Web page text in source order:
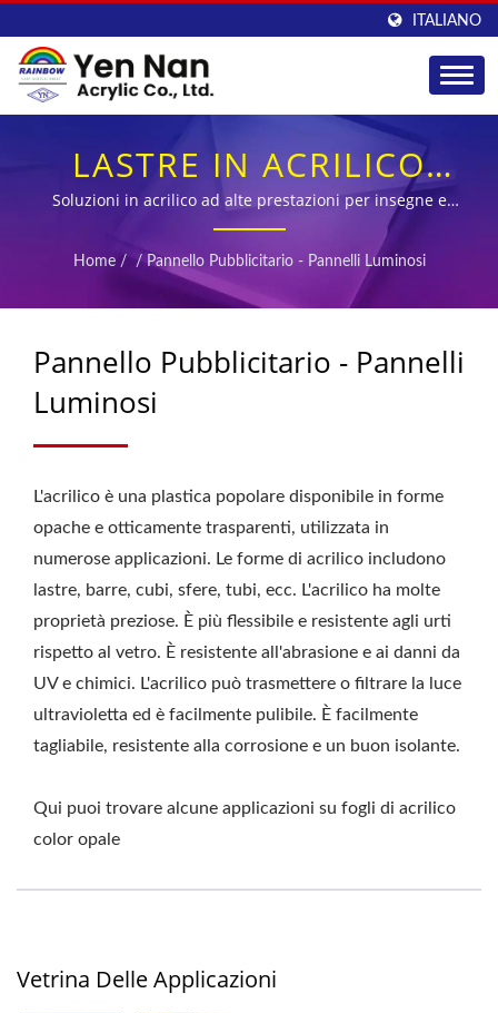
ITALIANO
LASTRE IN ACRILICO
OPALE PER PANNELLI
PUBBLICITARI E
APPLICAZIONI DI
ILLUMINAZIONE
Soluzioni in acrilico ad alte prestazioni per insegne e
sistemi di display illuminati
Home / / Pannello Pubblicitario - Pannelli Luminosi
Pannello Pubblicitario - Pannelli
Luminosi
L'acrilico è una plastica popolare disponibile in forme
opache e otticamente trasparenti, utilizzata in
numerose applicazioni. Le forme di acrilico includono
lastre, barre, cubi, sfere, tubi, ecc. L'acrilico ha molte
proprietà preziose. È più flessibile e resistente agli urti
rispetto al vetro. È resistente all'abrasione e ai danni da
UV e chimici. L'acrilico può trasmettere o filtrare la luce
ultravioletta ed è facilmente pulibile. È facilmente
tagliabile, resistente alla corrosione e un buon isolante.
Qui puoi trovare alcune applicazioni su fogli di acrilico
color opale
Vetrina Delle Applicazioni